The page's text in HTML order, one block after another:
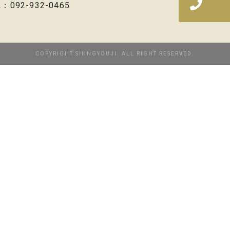
：092-932-0465
COPYRIGHT SHINGYOUJI. ALL RIGHT RESERVED.